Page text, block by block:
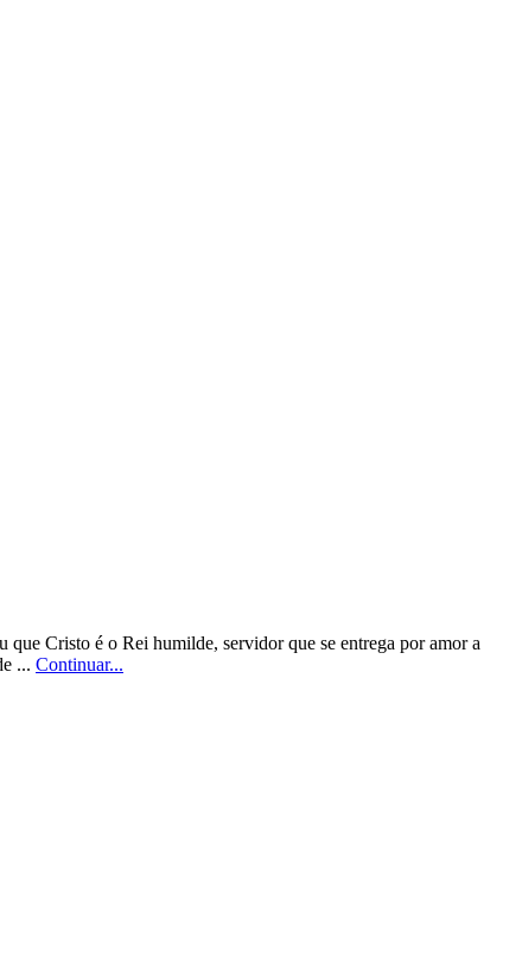
Cristo é o Rei humilde, servidor que se entrega por amor a
... Continuar...